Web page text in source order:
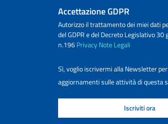
Accettazione GDPR
Autorizzo il trattamento dei miei dati
del GDPR e del Decreto Legislativo 30
n.196PrivacyNote Legali
Sì, voglio iscrivermi alla Newsletter
aggiornamenti sulle attività di questa